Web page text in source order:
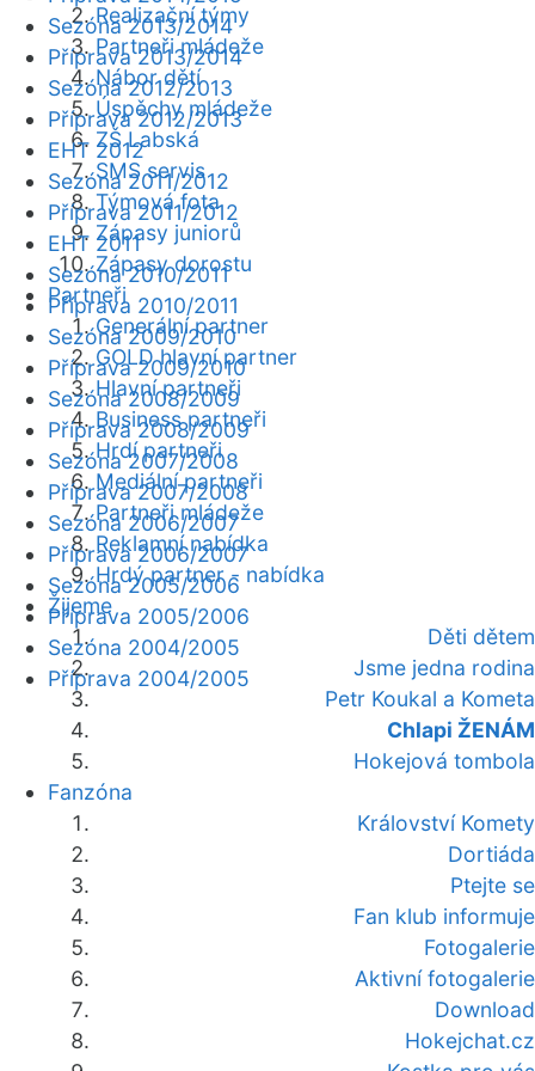
Realizační týmy
Partneři mládeže
Nábor dětí
Úspěchy mládeže
ZŠ Labská
SMS servis
Týmová fota
Zápasy juniorů
Zápasy dorostu
Partneři
Generální partner
GOLD hlavní partner
Hlavní partneři
Business partneři
Hrdí partneři
Mediální partneři
Partneři mládeže
Reklamní nabídka
Hrdý partner - nabídka
Žijeme
Děti dětem
Jsme jedna rodina
Petr Koukal a Kometa
Chlapi ŽENÁM
Hokejová tombola
Fanzóna
Království Komety
Dortiáda
Ptejte se
Fan klub informuje
Fotogalerie
Aktivní fotogalerie
Download
Hokejchat.cz
Sezóna 2013/2014
Příprava 2013/2014
Sezóna 2012/2013
Příprava 2012/2013
EHT 2012
Sezóna 2011/2012
Příprava 2011/2012
EHT 2011
Sezóna 2010/2011
Příprava 2010/2011
Sezóna 2009/2010
Příprava 2009/2010
Sezóna 2008/2009
Příprava 2008/2009
Sezóna 2007/2008
Příprava 2007/2008
Sezóna 2006/2007
Příprava 2006/2007
Sezóna 2005/2006
Příprava 2005/2006
Sezóna 2004/2005
Příprava 2004/2005